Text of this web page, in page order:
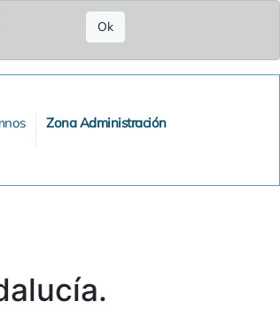
Ok
Zona Administración